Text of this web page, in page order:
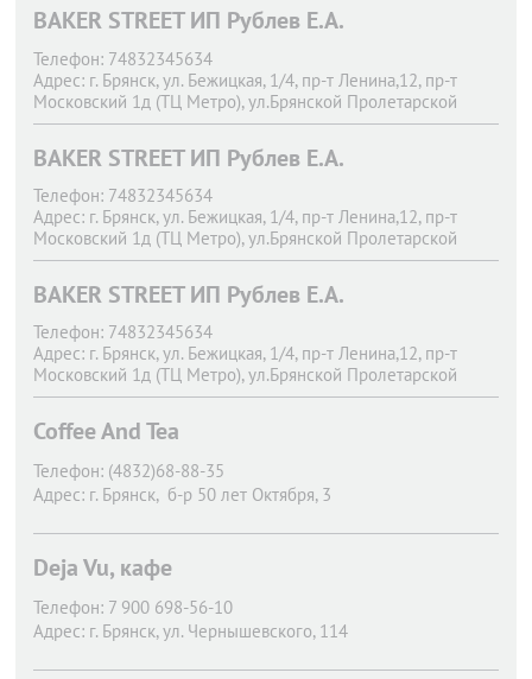
BAKER STREET ИП Рублев Е.А.
Телефон: 74832345634
Адрес: г. Брянск, ул. Бежицкая, 1/4, пр-т Ленина,12, пр-т
Московский 1д (ТЦ Метро), ул.Брянской Пролетарской
Дивизии.11
BAKER STREET ИП Рублев Е.А.
Телефон: 74832345634
Адрес: г. Брянск, ул. Бежицкая, 1/4, пр-т Ленина,12, пр-т
Московский 1д (ТЦ Метро), ул.Брянской Пролетарской
Дивизии.11
BAKER STREET ИП Рублев Е.А.
Телефон: 74832345634
Адрес: г. Брянск, ул. Бежицкая, 1/4, пр-т Ленина,12, пр-т
Московский 1д (ТЦ Метро), ул.Брянской Пролетарской
Дивизии.11
Coffee And Tea
Телефон: (4832)68-88-35
Адрес: г. Брянск, б-р 50 лет Октября, 3
Deja Vu, кафе
Телефон: 7 900 698-56-10
Адрес: г. Брянск, ул. Чернышевского, 114